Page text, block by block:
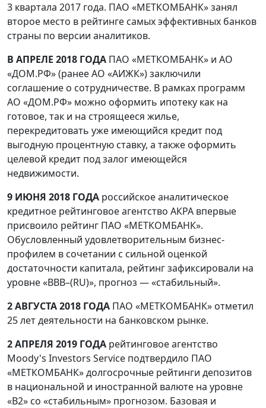
3 квартала 2017 года. ПАО «МЕТКОМБАНК» занял
второе место в рейтинге самых эффективных банков
страны по версии аналитиков.
В АПРЕЛЕ 2018 ГОДА ПАО «МЕТКОМБАНК» и АО
«ДОМ.РФ» (ранее АО «АИЖК») заключили
соглашение о сотрудничестве. В рамках программ
АО «ДОМ.РФ» можно оформить ипотеку как на
готовое, так и на строящееся жилье,
перекредитовать уже имеющийся кредит под
выгодную процентную ставку, а также оформить
целевой кредит под залог имеющейся
недвижимости.
9 ИЮНЯ 2018 ГОДА российское аналитическое
кредитное рейтинговое агентство АКРА впервые
присвоило рейтинг ПАО «МЕТКОМБАНК».
Обусловленный удовлетворительным бизнес-
профилем в сочетании с сильной оценкой
достаточности капитала, рейтинг зафиксировали на
уровне «BBB–(RU)», прогноз — «стабильный».
2 АВГУСТА 2018 ГОДА ПАО «МЕТКОМБАНК» отметил
25 лет деятельности на банковском рынке.
2 АПРЕЛЯ 2019 ГОДА рейтинговое агентство
Moody's Investors Service подтвердило ПАО
«МЕТКОМБАНК» долгосрочные рейтинги депозитов
в национальной и иностранной валюте на уровне
«B2» со «стабильным» прогнозом. Базовая и